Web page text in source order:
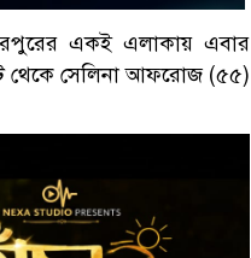
একই এলাকায় এবার
থেকে সেলিনা আফরোজ (৫৫)